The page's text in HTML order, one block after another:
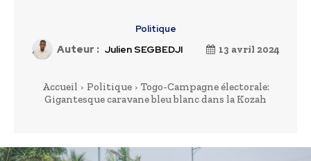
Politique
Auteur : Julien SEGBEDJI 13 avril 2024
Accueil Politique
Togo-Campagne électorale:
Gigantesque caravane bleu blanc dans la Kozah